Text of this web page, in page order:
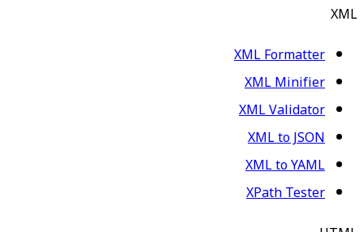
XML
XML Formatter
XML Minifier
XML Validator
XML to JSON
XML to YAML
XPath Tester